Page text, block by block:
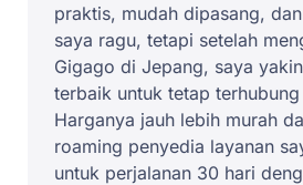
praktis, mudah dipasang,
saya ragu, tetapi setelah
Gigago di Jepang, saya
terbaik untuk tetap
Harganya jauh lebih murah
roaming penyedia layanan
untuk perjalanan 30 hari